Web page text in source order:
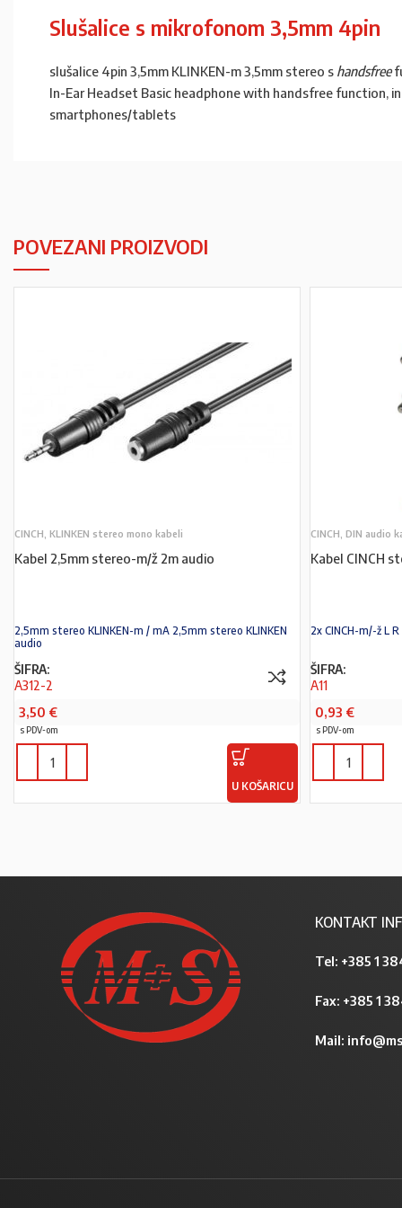
Slušalice s mikrofonom 3,5mm 4pin
slušalice 4pin 3,5mm KLINKEN-m 3,5mm stereo s handsfree
In-Ear Headset Basic headphone with handsfree function,
smartphones/tablets
POVEZANI PROIZVODI
CINCH, KLINKEN stereo mono kabeli
Kabel 2,5mm stereo-m/ž 2m audio
2,5mm stereo KLINKEN-m / mA 2,5mm stereo KLINKEN
audio
ŠIFRA:
A312-2
3,50 €
s PDV-om
U KOŠARICU
CINCH, DIN audio
Kabel CINCH
2x CINCH-m/-ž L
ŠIFRA:
A11
0,93 €
s PDV-om
KONTAKT
Tel: +385 1
Fax: +385 1
Mail: